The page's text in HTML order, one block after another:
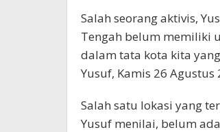
Salah seorang aktivis,
Tengah belum memiliki
dalam tata kota kita
Yusuf, Kamis 26 Agustus
Salah satu lokasi yang
Yusuf menilai, belum